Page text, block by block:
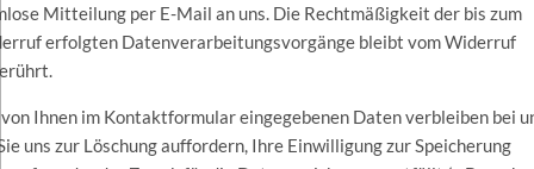
Mitteilung per E-Mail an uns. Die Rechtmäßigkeit der bis zum
erfolgten Datenverarbeitungsvorgänge bleibt vom Widerruf
Ihnen im Kontaktformular eingegebenen Daten verbleiben bei
uns zur Löschung auffordern, Ihre Einwilligung zur Speicherung